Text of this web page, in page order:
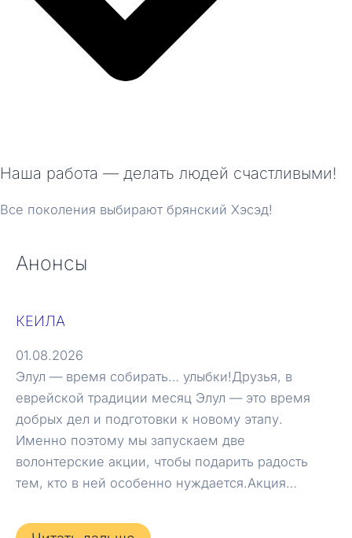
Наша работа — делать людей счастливыми!
Все поколения выбирают брянский Хэсэд!
Анонсы
КЕИЛА
01.08.2026
Элул — время собирать… улыбки!Друзья, в
еврейской традиции месяц Элул — это время
добрых дел и подготовки к новому этапу.
Именно поэтому мы запускаем две
волонтерские акции, чтобы подарить радость
тем, кто в ней особенно нуждается.Акция…